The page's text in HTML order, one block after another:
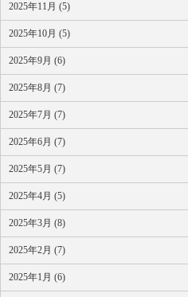
2025年11月 (5)
2025年10月 (5)
2025年9月 (6)
2025年8月 (7)
2025年7月 (7)
2025年6月 (7)
2025年5月 (7)
2025年4月 (5)
2025年3月 (8)
2025年2月 (7)
2025年1月 (6)